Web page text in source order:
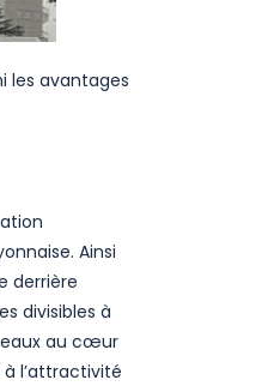
les avantages
Ainsi
derrière
divisibles à
au cœur
l’attractivité